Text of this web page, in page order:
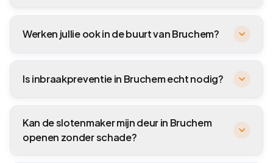
Werken jullie ook in de buurt van Bruchem?
Is inbraakpreventie in Bruchem echt nodig?
Kan de slotenmaker mijn deur in Bruchem
openen zonder schade?